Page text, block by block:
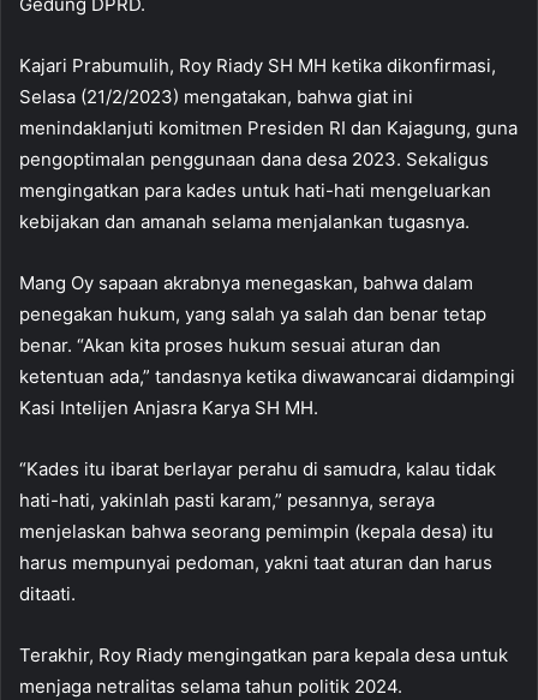
Kajari Prabumulih, Roy Riady SH MH ketika dikonfirmasi,
Selasa (21/2/2023) mengatakan, bahwa giat ini
menindaklanjuti komitmen Presiden RI dan Kajagung, guna
pengoptimalan penggunaan dana desa 2023. Sekaligus
mengingatkan para kades untuk hati-hati mengeluarkan
kebijakan dan amanah selama menjalankan tugasnya.
Mang Oy sapaan akrabnya menegaskan, bahwa dalam
penegakan hukum, yang salah ya salah dan benar tetap
benar. “Akan kita proses hukum sesuai aturan dan
ketentuan ada,” tandasnya ketika diwawancarai didampingi
Kasi Intelijen Anjasra Karya SH MH.
“Kades itu ibarat berlayar perahu di samudra, kalau tidak
hati-hati, yakinlah pasti karam,” pesannya, seraya
menjelaskan bahwa seorang pemimpin (kepala desa) itu
harus mempunyai pedoman, yakni taat aturan dan harus
ditaati.
Terakhir, Roy Riady mengingatkan para kepala desa untuk
menjaga netralitas selama tahun politik 2024.